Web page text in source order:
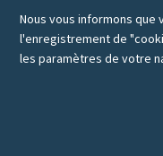
Nous vous informons que
l'enregistrement de
les paramètres de votre